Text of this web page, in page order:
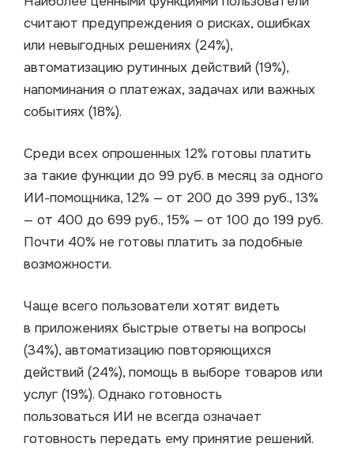
считают предупреждения о рисках, ошибках
или невыгодных решениях (24%),
автоматизацию рутинных действий (19%),
напоминания о платежах, задачах или важных
событиях (18%).
Среди всех опрошенных 12% готовы платить
за такие функции до 99 руб. в месяц за одного
ИИ-помощника, 12% — от 200 до 399 руб., 13%
— от 400 до 699 руб., 15% — от 100 до 199 руб.
Почти 40% не готовы платить за подобные
возможности.
Чаще всего пользователи хотят видеть
в приложениях быстрые ответы на вопросы
(34%), автоматизацию повторяющихся
действий (24%), помощь в выборе товаров или
услуг (19%). Однако готовность
пользоваться ИИ не всегда означает
готовность передать ему принятие решений.